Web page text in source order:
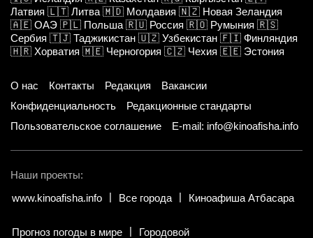
Латвия 🇱🇹 Литва 🇲🇩 Молдавия 🇳🇿 Новая Зеландия
🇦🇪 ОАЭ 🇵🇱 Польша 🇷🇺 Россия 🇷🇴 Румыния 🇷🇸
Сербия 🇹🇯 Таджикистан 🇺🇿 Узбекистан 🇫🇮 Финляндия
🇭🇷 Хорватия 🇲🇪 Черногория 🇨🇿 Чехия 🇪🇪 Эстония
О нас Контакты Редакция
Вакансии
Конфиденциальность
Редакционные стандарты
Пользовательское соглашение
E-mail: info@kinoafisha.info
Наши проекты:
www.kinoafisha.info
Все города Киноафиша Атбасара
Прогноз погоды в мире Городовой